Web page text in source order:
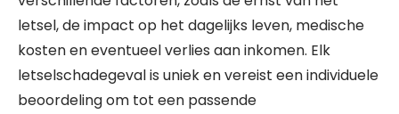
letsel, de impact op het dagelijks leven, medische
kosten en eventueel verlies aan inkomen. Elk
letselschadegeval is uniek en vereist een individuele
beoordeling om tot een passende